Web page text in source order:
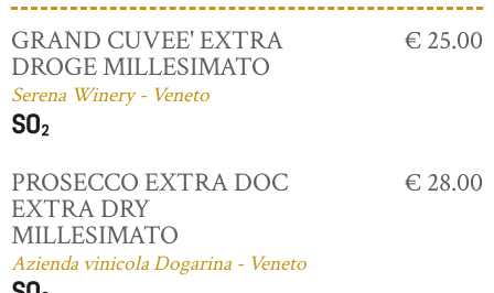
GRAND CUVEE' EXTRA
DROGE MILLESIMATO
Serena Winery - Veneto
€ 25.00
PROSECCO EXTRA DOC
EXTRA DRY
MILLESIMATO
Azienda vinicola Dogarina - Veneto
€ 28.00